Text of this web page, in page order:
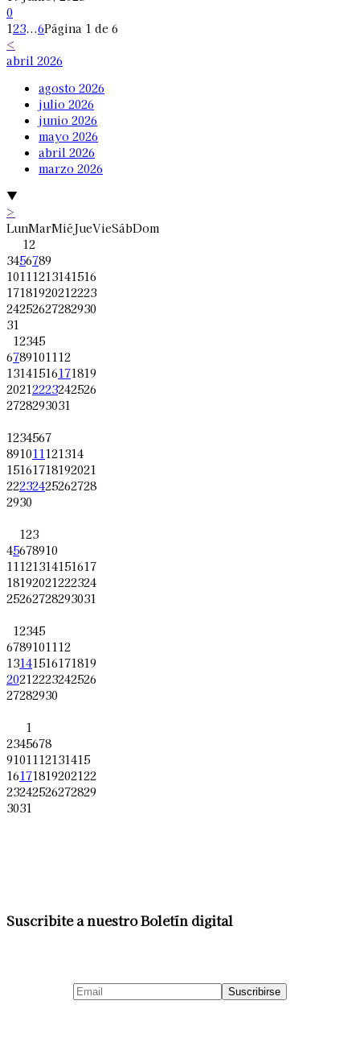
0
123...6Página 1 de 6
<
abril 2026
agosto 2026
julio 2026
junio 2026
mayo 2026
abril 2026
marzo 2026
▼
>
LunMarMiéJueVieSábDom
12
3456789
10111213141516
17181920212223
24252627282930
31
12345
6789101112
13141516171819
20212223242526
2728293031
1234567
891011121314
15161718192021
22232425262728
2930
123
45678910
11121314151617
18192021222324
25262728293031
12345
6789101112
13141516171819
20212223242526
27282930
1
2345678
9101112131415
16171819202122
23242526272829
3031
Suscribite a nuestro Boletín digital